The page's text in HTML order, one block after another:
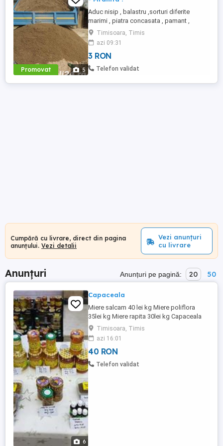
Promovat 5
Aduc nisip , balastru ,sorturi diferite
marimi , piatra concasata , pamant ,
mranita , ridic moloz vrac sau la sac ,
deseuri , indiferent de cantitate , se
asigura manipulare la nevoie . Preturi la
intelegere . Non -Stop. o723469483
Timisoara, Timis
azi 09:31
3 RON
Telefon validat
Cumpără cu livrare, direct din pagina
anunțului. Vezi detalii
Vezi anunțuri
cu livrare
Anunțuri Anunțuri pe pagină: 20 50
6
Capaceala
Miere salcam 40 lei kg Miere poliflora
35lei kg Miere rapita 30lei kg Capaceala
40lei kg Fagure cu miere 35lei 500g
Tinctura propolis 25lei 30ml; 10lei/10ml
ridicare zona lipovei sau ne intalegem
pentru livrare
Timisoara, Timis
azi 16:01
40 RON
Telefon validat